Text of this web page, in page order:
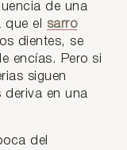
de una
que el sarro
dientes, se
encías. Pero si
siguen
deriva en una
del